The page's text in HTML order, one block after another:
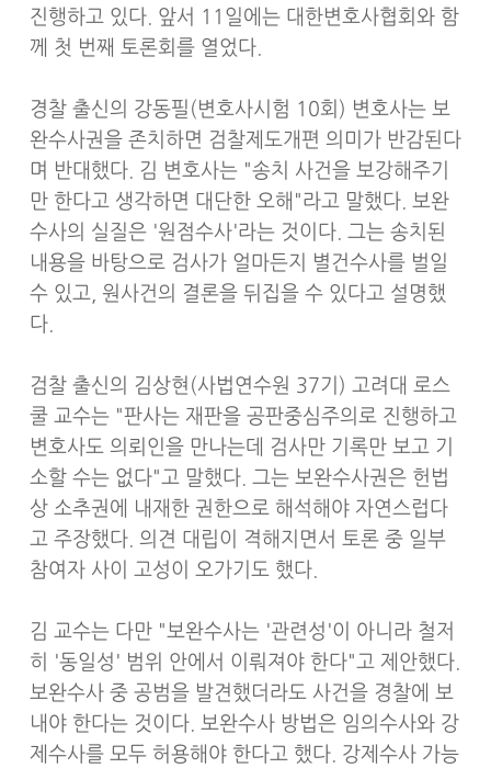
진행하고 있다. 앞서 11일에는 대한변호사협회와 함
께 첫 번째 토론회를 열었다.
경찰 출신의 강동필(변호사시험 10회) 변호사는 보
완수사권을 존치하면 검찰제도개편 의미가 반감된다
며 반대했다. 김 변호사는 "송치 사건을 보강해주기
만 한다고 생각하면 대단한 오해"라고 말했다. 보완
수사의 실질은 '원점수사'라는 것이다. 그는 송치된
내용을 바탕으로 검사가 얼마든지 별건수사를 벌일
수 있고, 원사건의 결론을 뒤집을 수 있다고 설명했
다.
검찰 출신의 김상현(사법연수원 37기) 고려대 로스
쿨 교수는 "판사는 재판을 공판중심주의로 진행하고
변호사도 의뢰인을 만나는데 검사만 기록만 보고 기
소할 수는 없다"고 말했다. 그는 보완수사권은 헌법
상 소추권에 내재한 권한으로 해석해야 자연스럽다
고 주장했다. 의견 대립이 격해지면서 토론 중 일부
참여자 사이 고성이 오가기도 했다.
김 교수는 다만 "보완수사는 '관련성'이 아니라 철저
히 '동일성' 범위 안에서 이뤄져야 한다"고 제안했다.
보완수사 중 공범을 발견했더라도 사건을 경찰에 보
내야 한다는 것이다. 보완수사 방법은 임의수사와 강
제수사를 모두 허용해야 한다고 했다. 강제수사 가능